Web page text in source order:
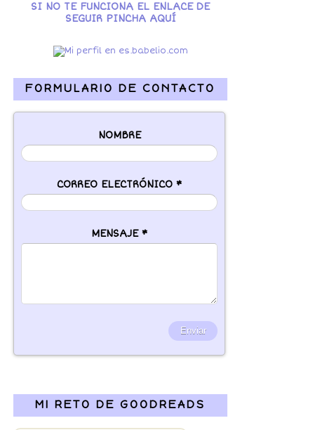
SI NO TE FUNCIONA EL ENLACE DE
SEGUIR PINCHA AQUÍ
FORMULARIO DE CONTACTO
NOMBRE
CORREO ELECTRÓNICO *
MENSAJE *
MI RETO DE GOODREADS